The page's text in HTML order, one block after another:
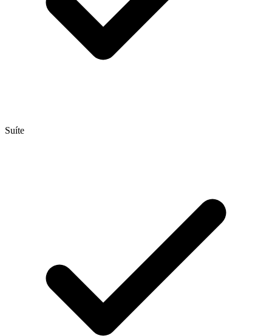
Suíte